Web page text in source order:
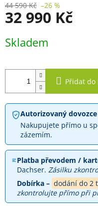
44 590 Kč –26 %
32 990 Kč
cena:
Skladem
Přidat do
Autorizovaný
Nakupujete přímo u
zázemím.
Platba převodem /
Dachser. Zásilku
Dobírka – dodání do 2
zkontrolujte přímo při